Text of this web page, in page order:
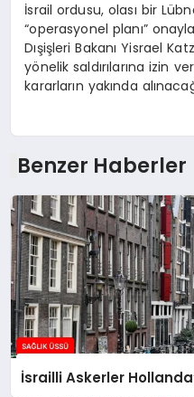
İsrail ordusu, olası bir
“operasyonel planı”
Dışişleri Bakanı Yisrael
yönelik saldırılarına izin
kararların yakında
Benzer Haberler
İsrailli Askerler